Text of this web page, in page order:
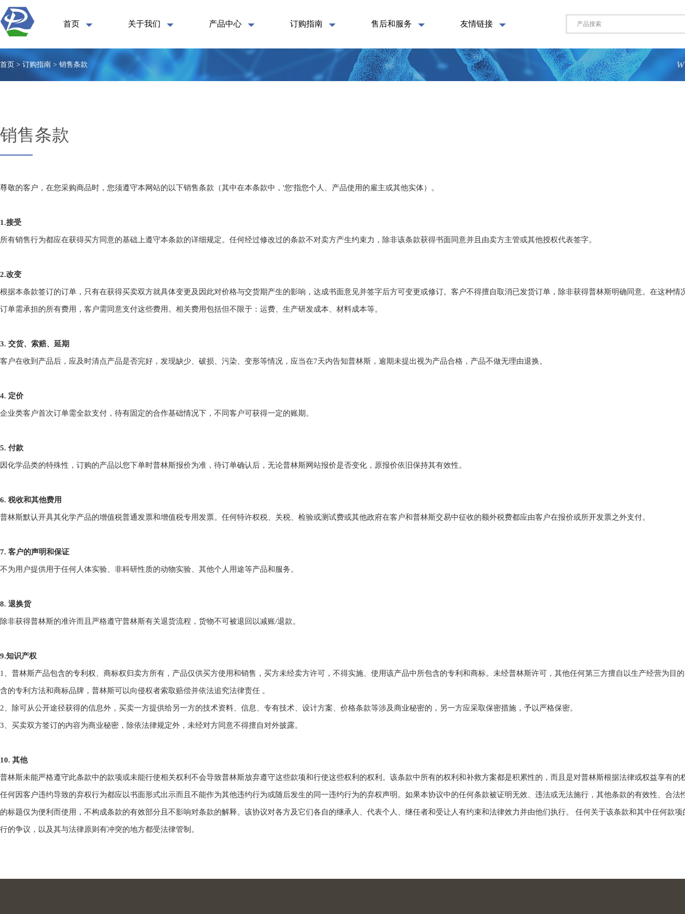
首页 关于我们 产品中心 订购指南 售后和服务 友情链接
首页 > 订购指南 > 销售条款
销售条款
尊敬的客户，在您采购商品时，您须遵守本网站的以下销售条款（其中在本条款中，'您'指您个人、产品使用的雇主或其他实体）。
1.接受
所有销售行为都应在获得买方同意的基础上遵守本条款的详细规定。任何经过修改过的条款不对卖方产生约束力，除非该条款获得书面同意并且由卖方主管或其他授权代表签字。
2.改变
根据本条款签订的订单，只有在获得买卖双方就具体变更及因此对价格与交货期产生的影响，达成书面意见并签字后方可变更或修订。客户不得擅自取消已发货订单，除非获得普林斯明确同意。在这种情
订单需承担的所有费用，客户需同意支付这些费用。相关费用包括但不限于：运费、生产研发成本、材料成本等。
3. 交货、索赔、延期
客户在收到产品后，应及时清点产品是否完好，发现缺少、破损、污染、变形等情况，应当在7天内告知普林斯，逾期未提出视为产品合格，产品不做无理由退换。
4. 定价
企业类客户首次订单需全款支付，待有固定的合作基础情况下，不同客户可获得一定的账期。
5. 付款
因化学品类的特殊性，订购的产品以您下单时普林斯报价为准，待订单确认后，无论普林斯网站报价是否变化，原报价依旧保持其有效性。
6. 税收和其他费用
普林斯默认开具其化学产品的增值税普通发票和增值税专用发票。任何特许权税、关税、检验或测试费或其他政府在客户和普林斯交易中征收的额外税费都应由客户在报价或所开发票之外支付。
7. 客户的声明和保证
不为用户提供用于任何人体实验、非科研性质的动物实验、其他个人用途等产品和服务。
8. 退换货
除非获得普林斯的准许而且严格遵守普林斯有关退货流程，货物不可被退回以减账/退款。
9.知识产权
1、普林斯产品包含的专利权、商标权归卖方所有，产品仅供买方使用和销售，买方未经卖方许可，不得实施、使用该产品中所包含的专利和商标。未经普林斯许可，其他任何第三方擅自以生产经营为目
含的专利方法和商标品牌，普林斯可以向侵权者索取赔偿并依法追究法律责任 。
2、除可从公开途径获得的信息外，买卖一方提供给另一方的技术资料、信息、专有技术、设计方案、价格条款等涉及商业秘密的，另一方应采取保密措施，予以严格保密。
3、买卖双方签订的内容为商业秘密，除依法律规定外，未经对方同意不得擅自对外披露。
10. 其他
普林斯未能严格遵守此条款中的款项或未能行使相关权利不会导致普林斯放弃遵守这些款项和行使这些权利的权利。该条款中所有的权利和补救方案都是积累性的，而且是对普林斯根据法律或权益享有的
任何因客户违约导致的弃权行为都应以书面形式出示而且不能作为其他违约行为或随后发生的同一违约行为的弃权声明。如果本协议中的任何条款被证明无效、违法或无法施行，其他条款的有效性、合法
的标题仅为便利而使用，不构成条款的有效部分且不影响对条款的解释。该协议对各方及它们各自的继承人、代表个人、继任者和受让人有约束和法律效力并由他们执行。 任何关于该条款和其中任何款
行的争议，以及其与法律原则有冲突的地方都受法律管制。